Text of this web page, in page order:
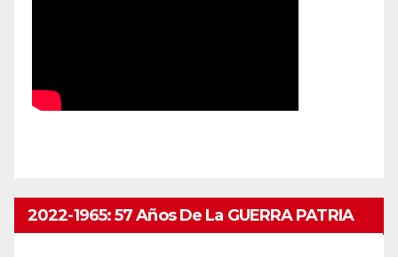
2022-1965: 57 Años De La GUERRA PATRIA